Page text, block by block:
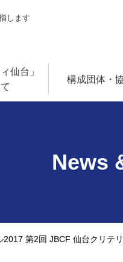
します
仙台」
構成団体・
News
2017 第2回 JBCF 仙台クリテ